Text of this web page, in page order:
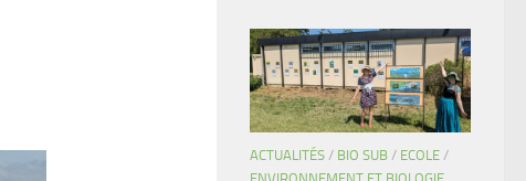
ACTUALITÉS / BIO SUB / ECOLE /